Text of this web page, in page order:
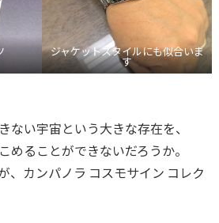
ジャケットスタイルにも似合いま
す
ない宇宙という大きな存在を、
めることができないだろうか。
、カンパノラ コスモサイン コレク